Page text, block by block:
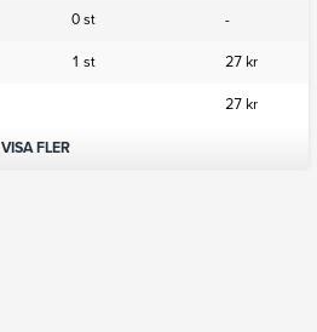
0 st
-
1 st
27 kr
27 kr
VISA FLER